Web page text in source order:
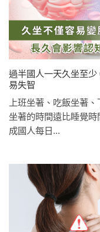
過半國人一天久坐至少
易失智
上班坐著、吃飯坐著
坐著的時間遠比睡覺
成國人每日...